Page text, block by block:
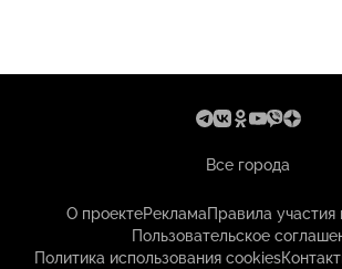
Все города
О проектеРекламаПравила участия
Пользовательское
Политика использования cookies